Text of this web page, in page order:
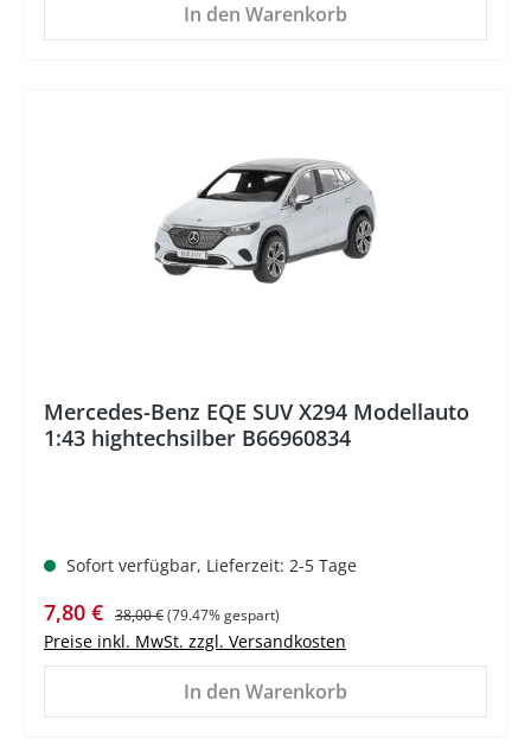
In den Warenkorb
Mercedes-Benz EQE SUV X294 Modellauto
1:43 hightechsilber B66960834
Sofort verfügbar, Lieferzeit: 2-5 Tage
Verkaufspreis:
7,80 € Regulärer Preis:
38,00 €(79.47% gespart)
Preise inkl. MwSt. zzgl. Versandkosten
In den Warenkorb